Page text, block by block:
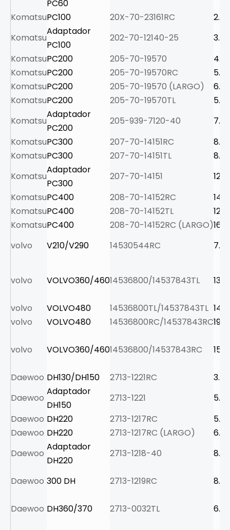
PC60
KomatsuPC100 20X-70-23161RC
2.6
Komatsu
Adaptador
PC100
202-70-12140-25
3.3
KomatsuPC200 205-70-19570
4.5
KomatsuPC200 205-70-19570RC
5.1
KomatsuPC200 205-70-19570 (LARGO)
6.1
KomatsuPC200 205-70-19570TL
5.4
Komatsu
Adaptador
PC200
205-939-7120-40
7.3
KomatsuPC300 207-70-14151RC
8.5
KomatsuPC300 207-70-14151TL
8.3
Komatsu
Adaptador
PC300
207-70-14151
12.5
KomatsuPC400 208-70-14152RC
14
KomatsuPC400 208-70-14152TL
12.4
KomatsuPC400 208-70-14152RC (LARGO)16.3
volvo
V210/V290 14530544RC 7.5
volvo VOLVO360/46014536800/14537843TL 13.0
volvo VOLVO480 14536800TL/14537843TL 14.7
volvo
VOLVO480 14536800RC/14537843RC19.8
volvo VOLVO360/46014536800/14537843RC 15.6
Daewoo DH130/DH150 2713-1221RC
3.9
Daewoo
Adaptador
DH150
2713-1221
5.6
Daewoo DH220 2713-1217RC
5.5
Daewoo DH220 2713-1217RC (LARGO)
6.3
Daewoo
Adaptador
DH220
2713-1218-40 8.3
Daewoo 300 DH 2713-1219RC 8.5
Daewoo DH360/370 2713-0032TL 6.6